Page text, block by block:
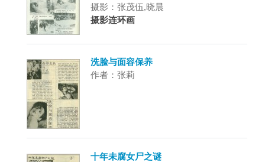
摄影：张茂伍,晓晨
摄影连环画
洗脸与面容保养
作者：张莉
十年未腐女尸之谜